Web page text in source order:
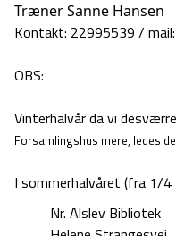
Træner Sanne Hansen
Kontakt: 22995539 / mail:
OBS:
Vinterhalvår da vi
Forsamlingshus mere, ledes
I sommerhalvåret (fra 1/
Nr. Alslev Bibliotek